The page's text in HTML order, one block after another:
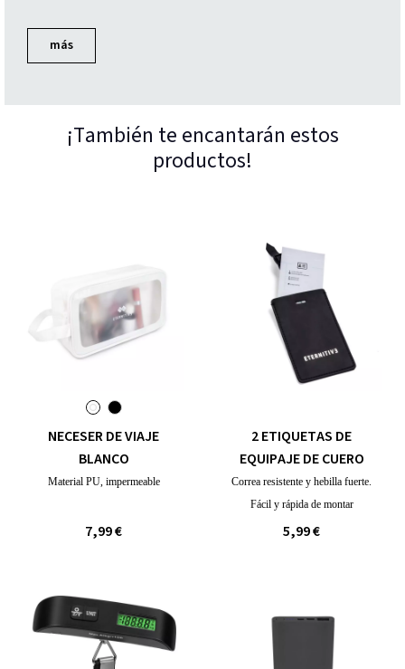
más
¡También te encantarán estos
productos!
NECESER DE VIAJE
BLANCO
Material PU, impermeable
7,99 €
2 ETIQUETAS DE
EQUIPAJE DE CUERO
Correa resistente y hebilla fuerte.
Fácil y rápida de montar
5,99 €